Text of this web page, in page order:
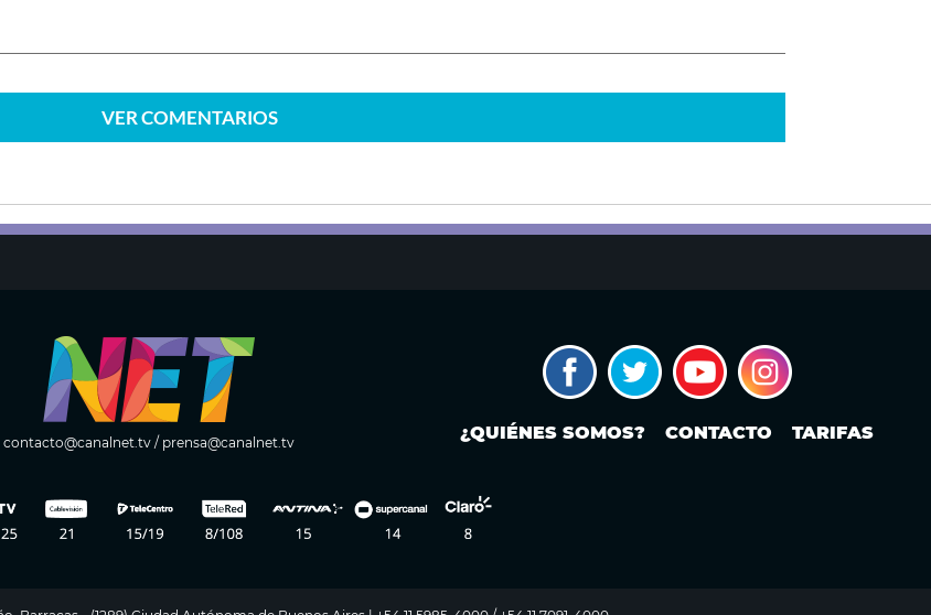
VERCOMENTARIOS
contacto@canalnet.tv/ prensa@canalnet.tv ¿QUIÉNES SOMOS? CONTACTO TARIFAS